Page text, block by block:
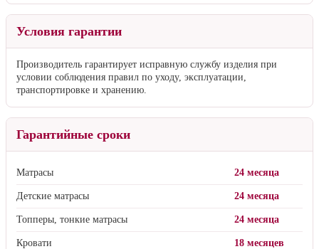
Условия гарантии
Производитель гарантирует исправную службу изделия при
условии соблюдения правил по уходу, эксплуатации,
транспортировке и хранению.
Гарантийные сроки
Матрасы 24 месяца
Детские матрасы 24 месяца
Топперы, тонкие матрасы 24 месяца
Кровати 18 месяцев